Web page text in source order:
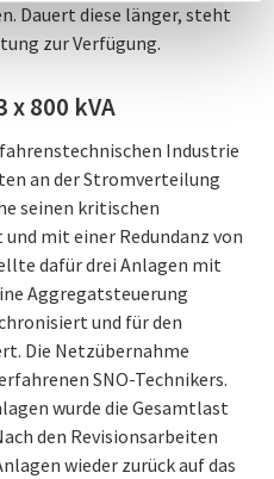
Dauert diese länger, steht
zur Verfügung.
800 kVA
Industrie
an der Stromverteilung
seinen kritischen
mit einer Redundanz von
dafür drei Anlagen mit
Aggregatsteuerung
und für den
Die Netzübernahme
SNO-Technikers.
wurde die Gesamtlast
den Revisionsarbeiten
wieder zurück auf das